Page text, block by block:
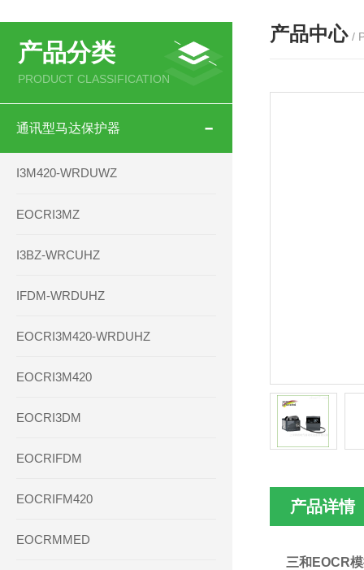
产品分类
PRODUCT CLASSIFICATION
通讯型马达保护器
I3M420-WRDUWZ
EOCRI3MZ
I3BZ-WRCUHZ
IFDM-WRDUHZ
EOCRI3M420-WRDUHZ
EOCRI3M420
EOCRI3DM
EOCRIFDM
EOCRIFM420
EOCRMMED
产品中心 /
产品详情
三和EOCR